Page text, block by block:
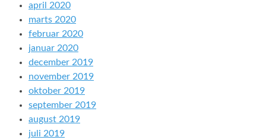
april 2020
marts 2020
februar 2020
januar 2020
december 2019
november 2019
oktober 2019
september 2019
august 2019
juli 2019